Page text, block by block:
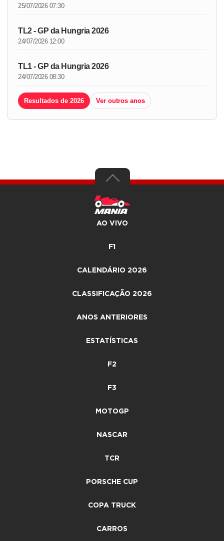
25/07/2026 07:30
TL2 - GP da Hungria 2026
24/07/2026 12:00
TL1 - GP da Hungria 2026
24/07/2026 08:30
Resultados de 2026 Ver outros anos
AO VIVO
F1
CALENDÁRIO 2026
CLASSIFICAÇÃO 2026
ANOS ANTERIORES
ESTATÍSTICAS
F2
F3
MOTOGP
NASCAR
TCR
PORSCHE CUP
COPA TRUCK
CARROS